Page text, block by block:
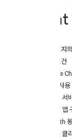
이 페이지
기본 요건
Google
API 사
MCP 서
Chat 앱
OAuth
MCP 클